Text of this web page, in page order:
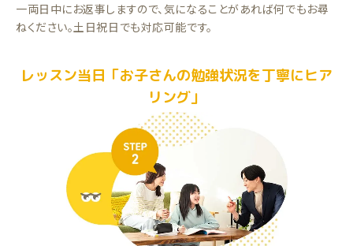
一両日中にお返事しますので、気になることがあれば何でもお尋
ねください。土日祝日でも対応可能です。
レッスン当日「お子さんの勉強状況を丁寧にヒア
リング」